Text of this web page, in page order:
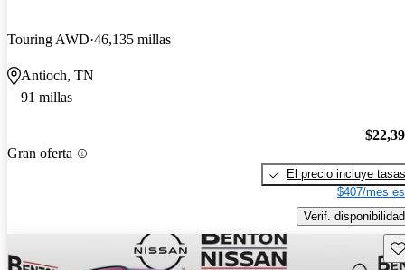
Touring AWD 46,135 millas
Antioch, TN
91 millas
Gran oferta
El precio incluye tasas
$407/mes
Verif. disponibilidad